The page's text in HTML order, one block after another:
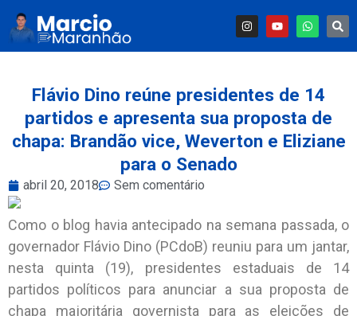
Flávio Dino reúne presidentes de 14
partidos e apresenta sua proposta de
chapa: Brandão vice, Weverton e Eliziane
para o Senado
abril 20, 2018 Sem comentário
Como o blog havia antecipado na semana passada, o
governador Flávio Dino (PCdoB) reuniu para um jantar,
nesta quinta (19), presidentes estaduais de 14
partidos políticos para anunciar a sua proposta de
chapa majoritária governista para as eleições de